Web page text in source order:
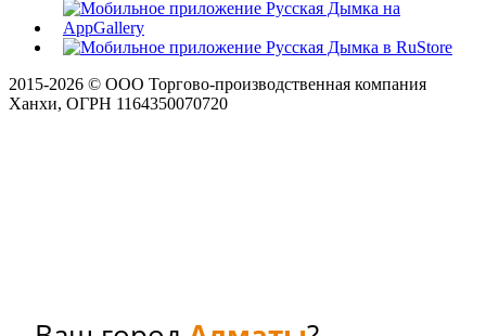
2015-2026 © ООО Торгово-производственная компания
Ханхи, ОГРН 1164350070720